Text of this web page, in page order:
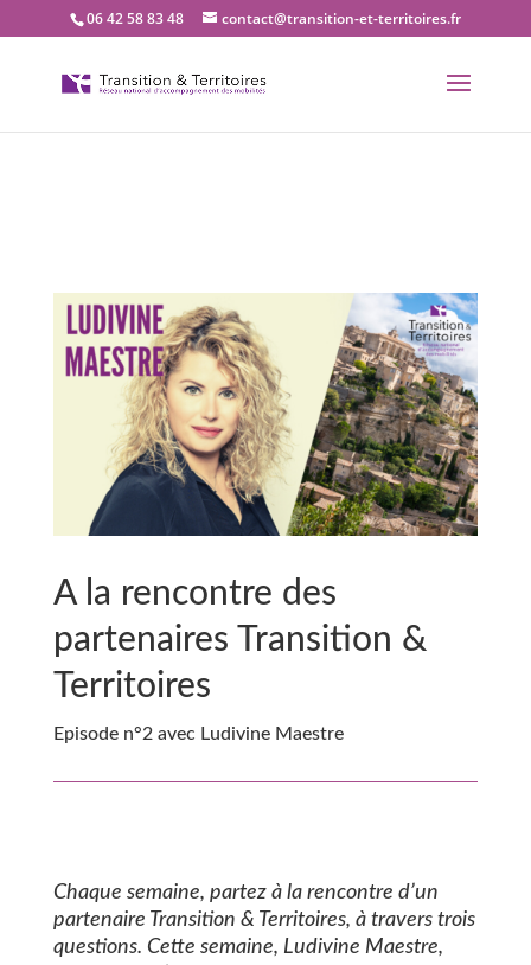
06 42 58 83 48 contact@transition-et-territoires.fr
A la rencontre des
partenaires Transition &
Territoires
Episode n°2 avec Ludivine Maestre
Chaque semaine, partez à la rencontre d’un
partenaire Transition & Territoires, à travers trois
questions. Cette semaine, Ludivine Maestre,